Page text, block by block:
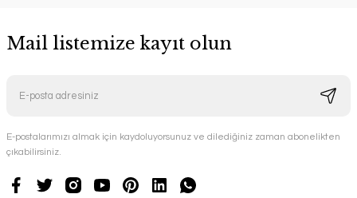
Mail listemize kayıt olun
E-postalarımızı almak için kaydoluyorsunuz ve dilediğiniz zaman abonelikten
çıkabilirsiniz.